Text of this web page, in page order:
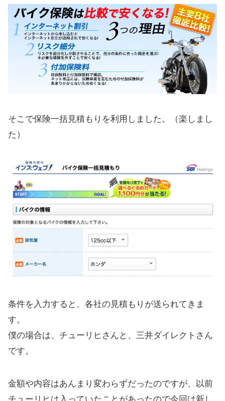
そこで保険一括見積もりを利用しました。（楽しまし
た）
条件を入力すると、各社の見積もりが送られてきま
す。
僕の場合は、チューリヒさんと、三井ダイレクトさん
です。
金額や内容はあんまり変わらずだったのですが、以前